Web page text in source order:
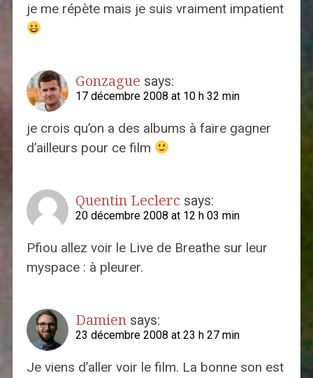
je me répète mais je suis vraiment impatient
Gonzague says:
17 décembre 2008 at 10 h 32 min
je crois qu’on a des albums à faire gagner
d’ailleurs pour ce film
Quentin Leclerc says:
20 décembre 2008 at 12 h 03 min
Pfiou allez voir le Live de Breathe sur leur
myspace : à pleurer.
Damien says:
23 décembre 2008 at 23 h 27 min
Je viens d’aller voir le film. La bonne son est